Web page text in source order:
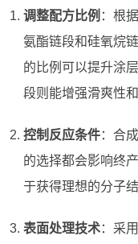
调整配方比例 ：根
氨酯链段和硅氧烷
的比例可以提升涂
段则能增强滑爽性和
控制反应条件：合
的选择都会影响终
于获得理想的分子
表面处理技术：采